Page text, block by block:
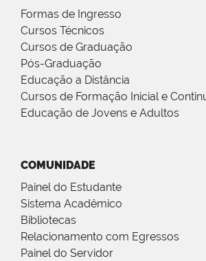
Formas de Ingresso
Cursos Técnicos
Cursos de Graduação
Pós-Graduação
Educação a Distância
Cursos de Formação Inicial e
Educação de Jovens e Adultos
COMUNIDADE
Painel do Estudante
Sistema Acadêmico
Bibliotecas
Relacionamento com Egressos
Painel do Servidor